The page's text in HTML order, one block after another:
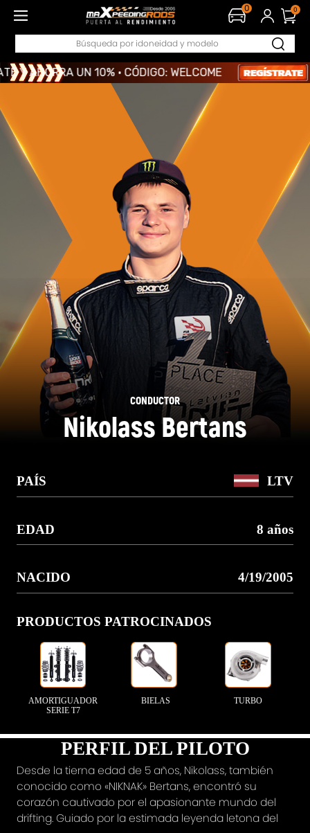
CONDUCTOR
Nikolass Bertans
PAÍS LTV
EDAD 8 años
NACIDO 4/19/2005
PRODUCTOS PATROCINADOS
AMORTIGUADOR
SERIE T7
BIELAS TURBO
PERFIL DEL PILOTO
Desde la tierna edad de 5 años, Nikolass, también
conocido como «NIKNAK» Bertans, encontró su
corazón cautivado por el apasionante mundo del
drifting. Guiado por la estimada leyenda letona del
0 0
UN 10% · CÓDIGO: WELCOME
UN 10% · CÓDIGO: WELCOME
UN 10% · CÓDIGO: WELCOME